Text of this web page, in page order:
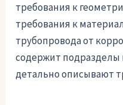
требования к
требования к
трубопровода от
содержит
детально описывают